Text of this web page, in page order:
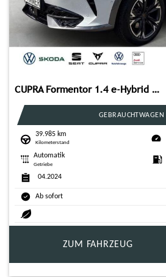
CUPRA Formentor 1.4 e-Hybrid 150KW (204PS) DSG*NAVI*R-
GEBRAUCHTWAGEN
39.985 km
Kilometerstand
Automatik
Getriebe
04.2024
Ab sofort
ZUM FAHRZEUG